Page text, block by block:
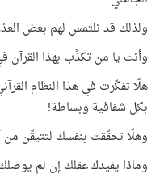
ولذلك قد نلتمس لهم بعض
وأنت يا من تكذِّب بهذا القرآن
هلّا تفكّرت في هذا النظام
بكل شفافية وبساطة!
وهلّا تحقّقت بنفسك لتتيقّن من
وماذا يفيدك عقلك إن لم